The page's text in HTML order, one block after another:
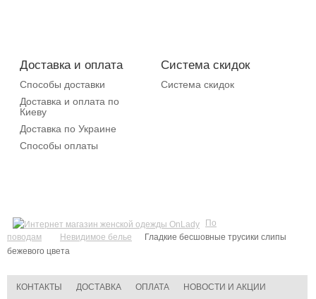
Доставка и оплата
Способы доставки
Доставка и оплата по
Киеву
Доставка по Украине
Способы оплаты
Система скидок
Система скидок
По
поводам
Невидимое белье
Гладкие бесшовные трусики слипы
бежевого цвета
КОНТАКТЫ ДОСТАВКА ОПЛАТА
НОВОСТИ И АКЦИИ